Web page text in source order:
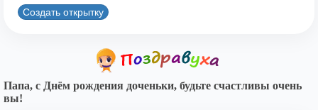
Создать открытку
Папа, с Днём рождения доченьки, будьте счастливы очень
вы!